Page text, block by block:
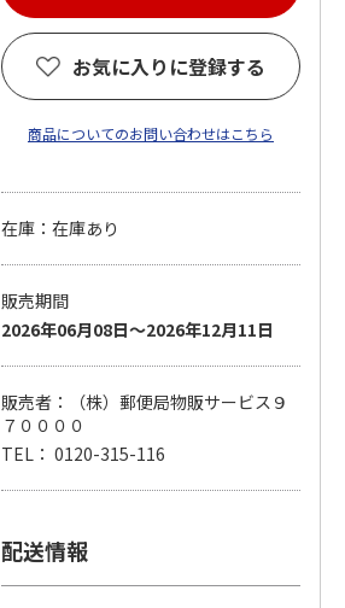
お気に入りに登録する
商品についてのお問い合わせはこちら
在庫：在庫あり
販売期間
2026年06月08日～2026年12月11日
販売者：（株）郵便局物販サービス９
７００００
TEL： 0120-315-116
配送情報